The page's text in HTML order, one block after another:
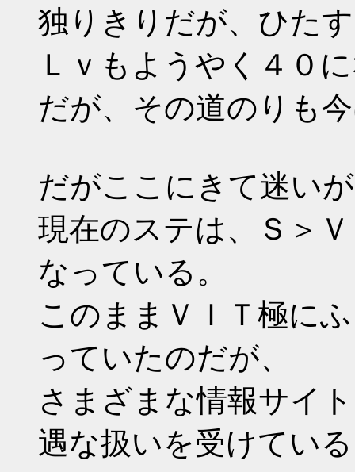
独りきりだが、ひた
Ｌｖもようやく４０
だが、その道のりも
だがここにきて迷い
現在のステは、Ｓ＞
なっている。
このままＶＩＴ極に
っていたのだが、
さまざまな情報サイ
遇な扱いを受けてい